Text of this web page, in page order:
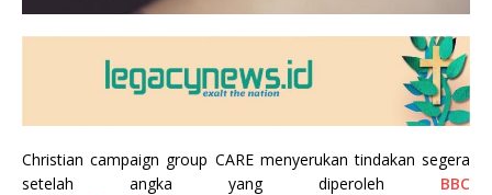
Christian campaign group CARE menyerukan tindakan segera
setelah angka yang diperoleh BBC